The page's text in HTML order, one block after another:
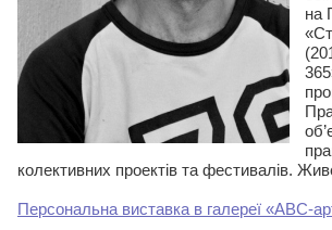
на
колективних проектів та фестивалів.
Персональна виставка в галереї «АВС-